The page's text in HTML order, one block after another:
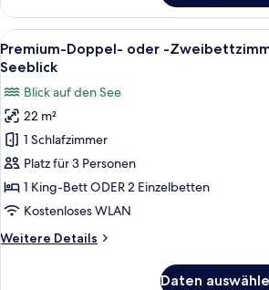
Doppel-
oder
-
Zweibettzimmer,
Schlafzimmer
Alle
Fotos
Premium-
Doppel-
oder
-
Zweibettzimmer,
1
Seeblick
Ein
4
Premium-Doppel- oder -
Seeblick
Blick auf den See
22 m²
1 Schlafzimmer
Platz für 3 Personen
1 King-Bett ODER 2 Einzelbetten
Kostenloses WLAN
Weitere Details
Weitere
Daten